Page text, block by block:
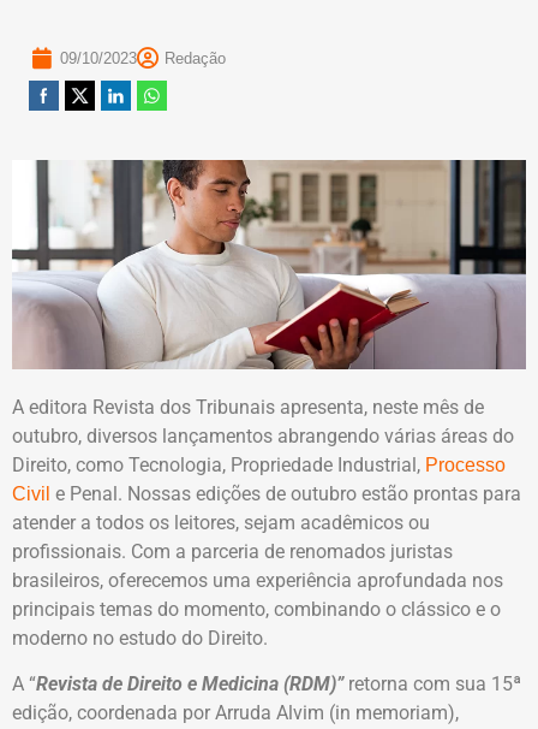
09/10/2023 Redação
A editora Revista dos Tribunais apresenta, neste mês de
outubro, diversos lançamentos abrangendo várias áreas do
Direito, como Tecnologia, Propriedade Industrial, Processo
Civil e Penal. Nossas edições de outubro estão prontas para
atender a todos os leitores, sejam acadêmicos ou
profissionais. Com a parceria de renomados juristas
brasileiros, oferecemos uma experiência aprofundada nos
principais temas do momento, combinando o clássico e o
moderno no estudo do Direito.
A “Revista de Direito e Medicina (RDM)”retorna com sua 15ª
edição, coordenada por Arruda Alvim (in memoriam),